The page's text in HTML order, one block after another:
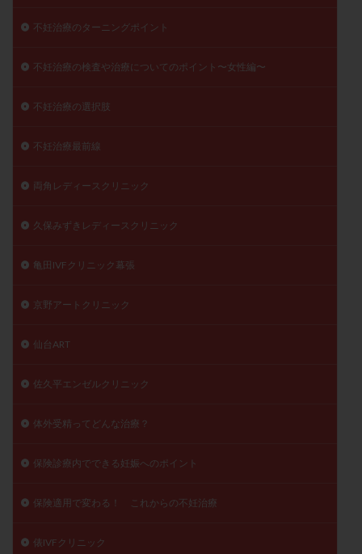
不妊治療のターニングポイント
不妊治療の検査や治療についてのポイント〜女性編〜
不妊治療の選択肢
不妊治療最前線
両角レディースクリニック
久保みずきレディースクリニック
亀田IVFクリニック幕張
京野アートクリニック
仙台ART
佐久平エンゼルクリニック
体外受精ってどんな治療？
保険診療内でできる妊娠へのポイント
保険適用で変わる！ これからの不妊治療
俵IVFクリニック